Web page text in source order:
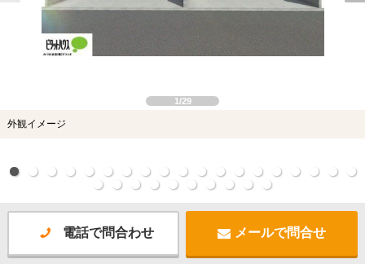
1/29
外観イメージ
電話で問合わせ メールで問合せ